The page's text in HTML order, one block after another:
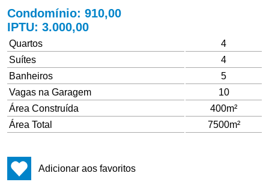
Condomínio: 910,00
IPTU: 3.000,00
Quartos
4
Suítes
4
Banheiros
5
Vagas na Garagem
10
Área Construída
400m²
Área Total
7500m²
Adicionar aos favoritos